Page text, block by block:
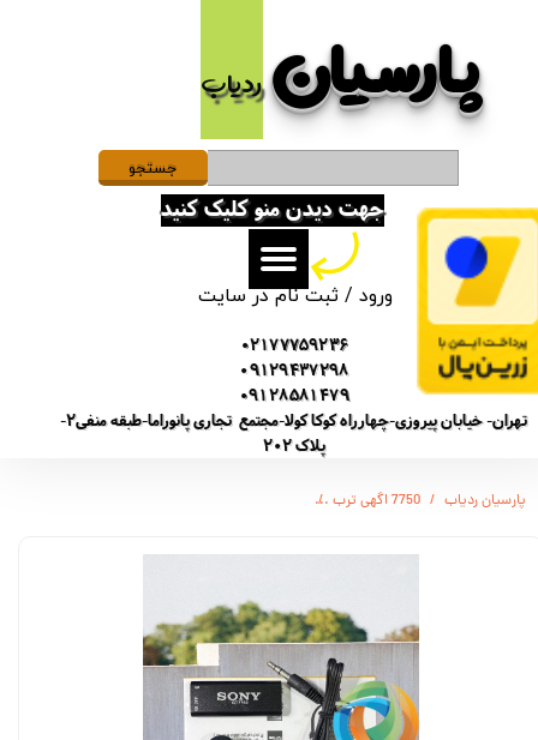
پارسیان​​​​​​​ردیاب
ورود /ثبت نام در سایت
حساب کاربری من
تغییر گذر واژه
سفارشات
خروج از حساب کاربری
02177759236
09129437298
09128581479
تهران- خیابان پیروزی-چهارراه کوکا کولا-مجتمع تجاری پانوراما-طبقه منفی2-
پلاک 202
جهت دیدن منو کلیک کنید
جستجو
پارسیان ردیاب 7750 اگهی ترب